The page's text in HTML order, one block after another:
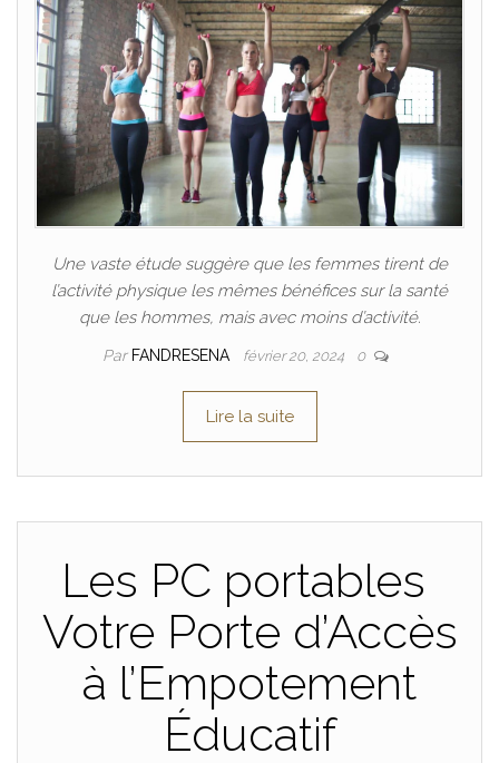
Une vaste étude suggère que les femmes tirent de
l’activité physique les mêmes bénéfices sur la santé
que les hommes, mais avec moins d’activité.
Par FANDRESENA février 20, 2024 0
Lire la suite
Les PC portables
Votre Porte d’Accès
à l’Empotement
Éducatif